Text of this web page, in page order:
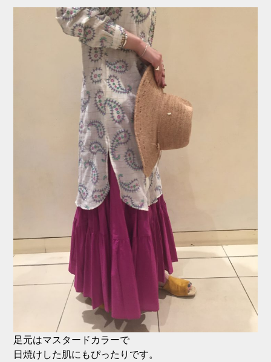
足元はマスタードカラーで
日焼けした肌にもぴったりです。